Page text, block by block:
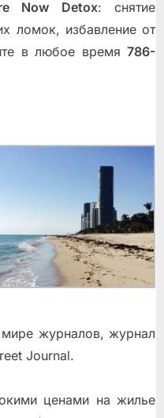
Now Detox: снятие
ломок, избавление от
в любое время 786-
журналов, журнал
Journal.
ценами на жилье